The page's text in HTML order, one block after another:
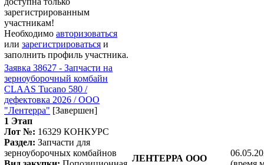
зарегистрированным
участникам!
Необходимо авторизоваться
или зарегистрироваться и
заполнить профиль участника.
Заявка 38627 - Запчасти на
зерноуборочный комбайн
CLAAS Tucano 580 /
дефектовка 2026 / ООО
"Лентерра" [Завершен]
1 Этап
Лот №: 16329 КОНКУРС
Раздел: Запчасти для
зерноуборочных комбайнов
ЛЕНТЕРРА ООО